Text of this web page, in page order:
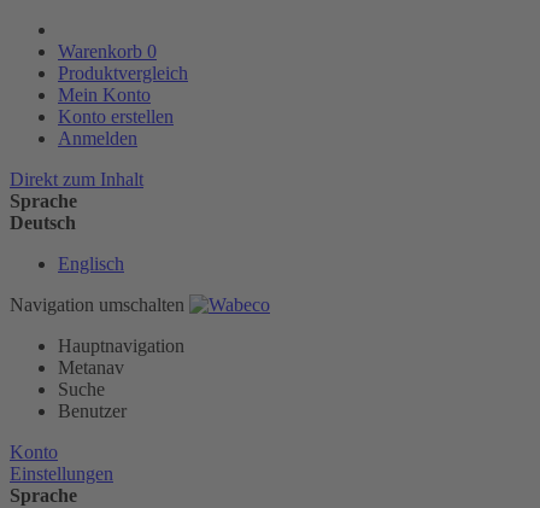
Warenkorb 0
Produktvergleich
Mein Konto
Konto erstellen
Anmelden
Direkt zum Inhalt
Sprache
Deutsch
Englisch
Navigation umschalten
Hauptnavigation
Metanav
Suche
Benutzer
Konto
Einstellungen
Sprache